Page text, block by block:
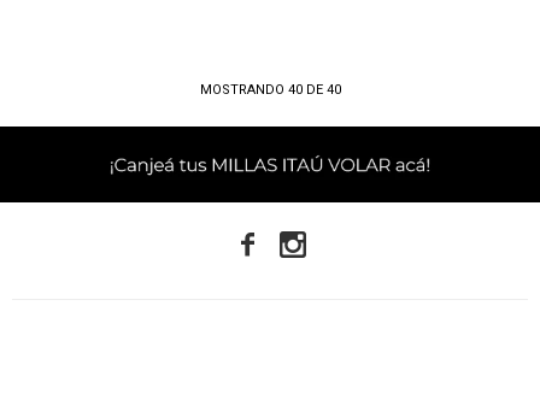
MOSTRANDO 40DE 40
 